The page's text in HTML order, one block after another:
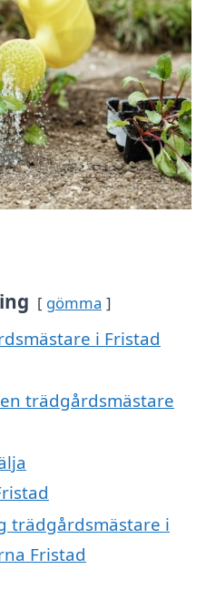
gömma
i Fristad
trädgårdsmästare
trädgårdsmästare i
Fristad